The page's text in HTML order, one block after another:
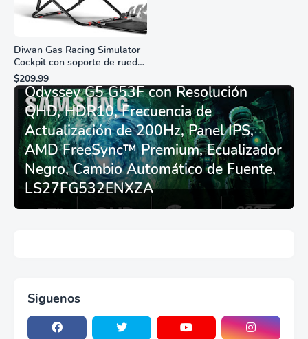
Diwan Gas Racing Simulator
Cockpit con soporte de rueda
de carreras plegable y
asiento - Logitech
G29/920/923/27/25,
Thrustmaster
T248/X/T300RS/T150/458/TX
$209.99
Monitor Gamer SAMSUNG 27”
Odyssey G5 G53F con Resolución
QHD, HDR10, Frecuencia de
Actualización de 200Hz, Panel IPS,
AMD FreeSync™ Premium, Ecualizador
Negro, Cambio Automático de Fuente,
LS27FG532ENXZA
Siguenos